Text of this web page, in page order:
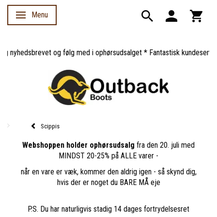
Skifte navigation
Menu
og følg med i ophørsudsalget * Fantastisk kundeservice
Scippis
Webshoppen holder ophørsudsalg fra den 20. juli med
MINDST 20-25% på ALLE varer -
når en vare er væk, kommer den aldrig igen - så skynd dig,
hvis der er noget du BARE MÅ eje
P.S. Du har naturligvis stadig 14 dages fortrydelsesret